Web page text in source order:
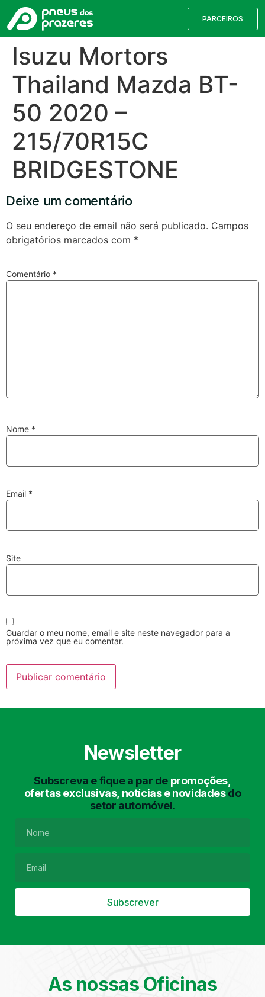
PARCEIROS
Isuzu Mortors
Thailand Mazda BT-
50 2020 –
215/70R15C
BRIDGESTONE
Deixe um comentário
O seu endereço de email não será publicado. Campos
obrigatórios marcados com *
Comentário *
Nome *
Email *
Site
Guardar o meu nome, email e site neste navegador para a
próxima vez que eu comentar.
Newsletter
Subscreva e fique a par de promoções,
ofertas exclusivas, notícias e novidadesdo
setor automóvel.
Subscrever
As nossas Oficinas
Pesquisa de Pneus
Encontre o pneu correto para a sua
viatura
Lavagem Manual
com Aspiração e de
Interiores
Lavagem de Motor
Lavagem de Chassis Matrículas
Desinfeção
Automóvel